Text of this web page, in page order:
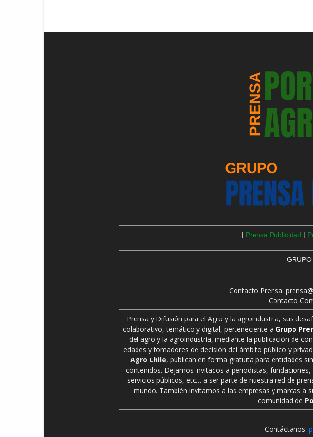
| Prensa Publicidad |
GRUPO
Contacto Prensa:
Contacto
Prensa y Difusión para el Agro y la agroindustria, sus
colaborativo, temático y digital, perteneciente a Grupo
del agro y la agroindustria, mediante la publicación de
edades y tomadores de decisión del ámbito público y
Agro Chile, publican en forma gratuita para entidades
contenidos. Dejamos invitados a periodistas,
servicios públicos, etc… a ser parte de nuestra red de
mundo. También invitamos a las empresas y marcas a
comunidad de
Contáctanos: